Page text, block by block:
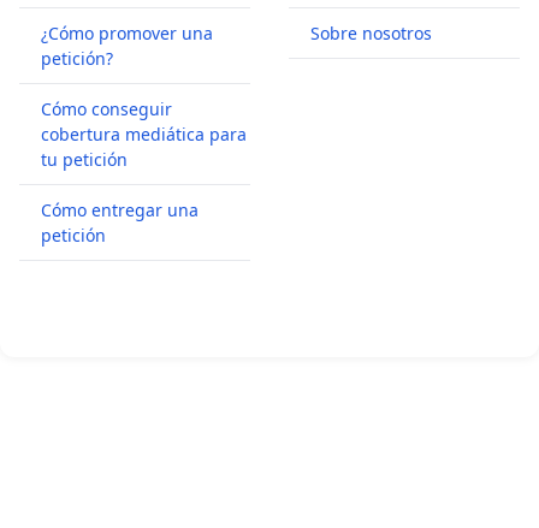
¿Cómo promover una
petición?
Cómo conseguir
cobertura mediática para
tu petición
Cómo entregar una
petición
Sobre nosotros